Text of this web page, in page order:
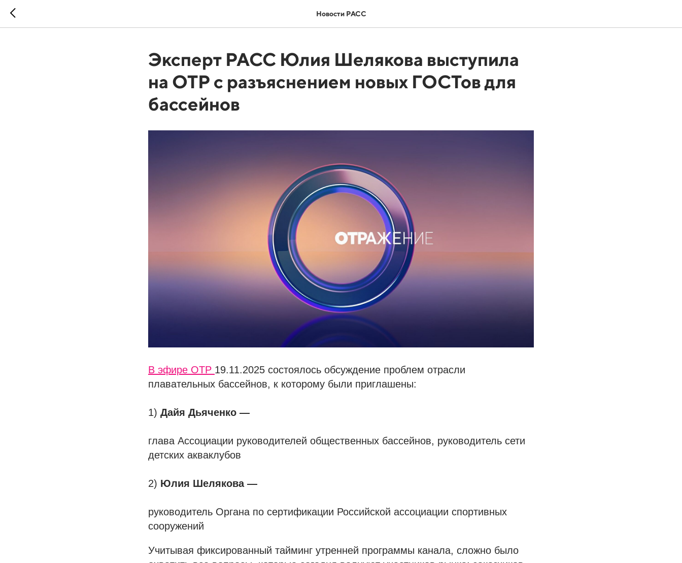
Новости РАСС
Эксперт РАСС Юлия Шелякова выступила
на ОТР с разъяснением новых ГОСТов для
бассейнов
В эфире ОТР 19.11.2025 состоялось обсуждение проблем отрасли
плавательных бассейнов, к которому были приглашены:
1) Дайя Дьяченко —
глава Ассоциации руководителей общественных бассейнов, руководитель сети
детских акваклубов
2) Юлия Шелякова —
руководитель Органа по сертификации Российской ассоциации спортивных
сооружений
Учитывая фиксированный тайминг утренней программы канала, сложно было